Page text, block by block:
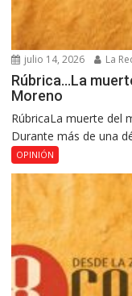
julio 14, 2026 La
Rúbrica…La
Moreno
RúbricaLa muerte del
Durante más de una
OPINIÓN